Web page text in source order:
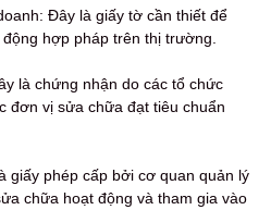
Đây là giấy tờ cần thiết để
hợp pháp trên thị trường.
là chứng nhận do các tổ chức
đơn vị sửa chữa đạt tiêu chuẩn
giấy phép cấp bởi cơ quan quản lý
chữa hoạt động và tham gia vào